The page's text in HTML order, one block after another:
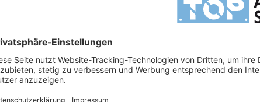
teXXor® Arbeitshandschuhe
Risiken